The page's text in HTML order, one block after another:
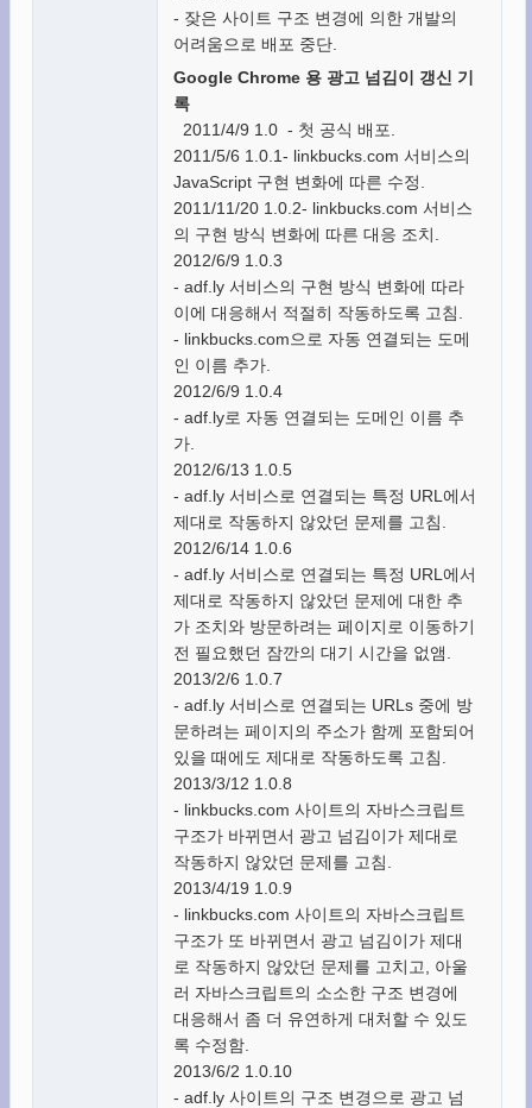
- 잦은 사이트 구조 변경에 의한 개발의
어려움으로 배포 중단.
Google Chrome 용 광고 넘김이 갱신 기
록
2011/4/9 1.0 - 첫 공식 배포.
2011/5/6 1.0.1- linkbucks.com 서비스의
JavaScript 구현 변화에 따른 수정.
2011/11/20 1.0.2- linkbucks.com 서비스
의 구현 방식 변화에 따른 대응 조치.
2012/6/9 1.0.3
- adf.ly 서비스의 구현 방식 변화에 따라
이에 대응해서 적절히 작동하도록 고침.
- linkbucks.com으로 자동 연결되는 도메
인 이름 추가.
2012/6/9 1.0.4
- adf.ly로 자동 연결되는 도메인 이름 추
가.
2012/6/13 1.0.5
- adf.ly 서비스로 연결되는 특정 URL에서
제대로 작동하지 않았던 문제를 고침.
2012/6/14 1.0.6
- adf.ly 서비스로 연결되는 특정 URL에서
제대로 작동하지 않았던 문제에 대한 추
가 조치와 방문하려는 페이지로 이동하기
전 필요했던 잠깐의 대기 시간을 없앰.
2013/2/6 1.0.7
- adf.ly 서비스로 연결되는 URLs 중에 방
문하려는 페이지의 주소가 함께 포함되어
있을 때에도 제대로 작동하도록 고침.
2013/3/12 1.0.8
- linkbucks.com 사이트의 자바스크립트
구조가 바뀌면서 광고 넘김이가 제대로
작동하지 않았던 문제를 고침.
2013/4/19 1.0.9
- linkbucks.com 사이트의 자바스크립트
구조가 또 바뀌면서 광고 넘김이가 제대
로 작동하지 않았던 문제를 고치고, 아울
러 자바스크립트의 소소한 구조 변경에
대응해서 좀 더 유연하게 대처할 수 있도
록 수정함.
2013/6/2 1.0.10
- adf.ly 사이트의 구조 변경으로 광고 넘